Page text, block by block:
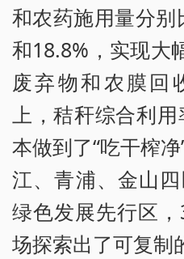
和农药施用量分别
和18.8%，实现大
废弃物和农膜回
上，秸秆综合利
本做到了“吃干榨
江、青浦、金山
绿色发展先行区
场探索出了可复制